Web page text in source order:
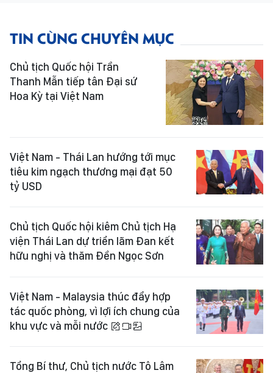
TIN CÙNG CHUYÊN MỤC
Chủ tịch Quốc hội Trần
Thanh Mẫn tiếp tân Đại sứ
Hoa Kỳ tại Việt Nam
Việt Nam - Thái Lan hướng tới mục
tiêu kim ngạch thương mại đạt 50
tỷ USD
Chủ tịch Quốc hội kiêm Chủ tịch Hạ
viện Thái Lan dự triển lãm Đan kết
hữu nghị và thăm Đền Ngọc Sơn
Việt Nam - Malaysia thúc đẩy hợp
tác quốc phòng, vì lợi ích chung của
khu vực và mỗi nước
Tổng Bí thư, Chủ tịch nước Tô Lâm